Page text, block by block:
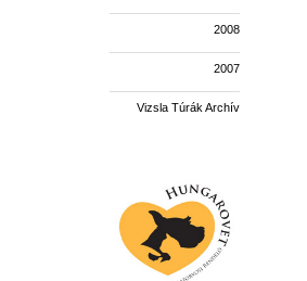
2008
2007
Vizsla Túrák Archív